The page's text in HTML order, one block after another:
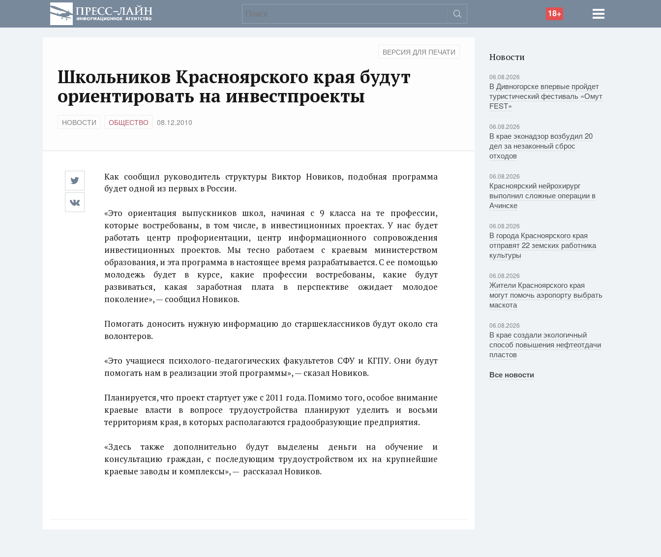
18+
ВЕРСИЯ ДЛЯ ПЕЧАТИ
Школьников Красноярского края будут
ориентировать на инвестпроекты
НОВОСТИ ОБЩЕСТВО 08.12.2010
Как сообщил руководитель структуры Виктор Новиков, подобная программа
будет одной из первых в России.
«Это ориентация выпускников школ, начиная с 9 класса на те профессии,
которые востребованы, в том числе, в инвестиционных проектах. У нас будет
работать центр профориентации, центр информационного сопровождения
инвестиционных проектов. Мы тесно работаем с краевым министерством
образования, и эта программа в настоящее время разрабатывается. С ее помощью
молодежь будет в курсе, какие профессии востребованы, какие будут
развиваться, какая заработная плата в перспективе ожидает молодое
поколение», — сообщил Новиков.
Помогать доносить нужную информацию до старшеклассников будут около ста
волонтеров.
«Это учащиеся психолого-педагогических факультетов СФУ и КГПУ. Они будут
помогать нам в реализации этой программы», — сказал Новиков.
Планируется, что проект стартует уже с 2011 года. Помимо того, особое внимание
краевые власти в вопросе трудоустройства планируют уделить и восьми
территориям края, в которых располагаются градообразующие предприятия.
«Здесь также дополнительно будут выделены деньги на обучение и
консультацию граждан, с последующим трудоустройством их на крупнейшие
краевые заводы и комплексы», — рассказал Новиков.
Новости
06.08.2026
В Дивногорске впервые пройдет
туристический фестиваль «Омут
FEST»
06.08.2026
В крае эконадзор возбудил 20
дел за незаконный сброс
отходов
06.08.2026
Красноярский нейрохирург
выполнил сложные операции в
Ачинске
06.08.2026
В города Красноярского края
отправят 22 земских работника
культуры
06.08.2026
Жители Красноярского края
могут помочь аэропорту выбрать
маскота
06.08.2026
В крае создали экологичный
способ повышения нефтеотдачи
пластов
Все новости